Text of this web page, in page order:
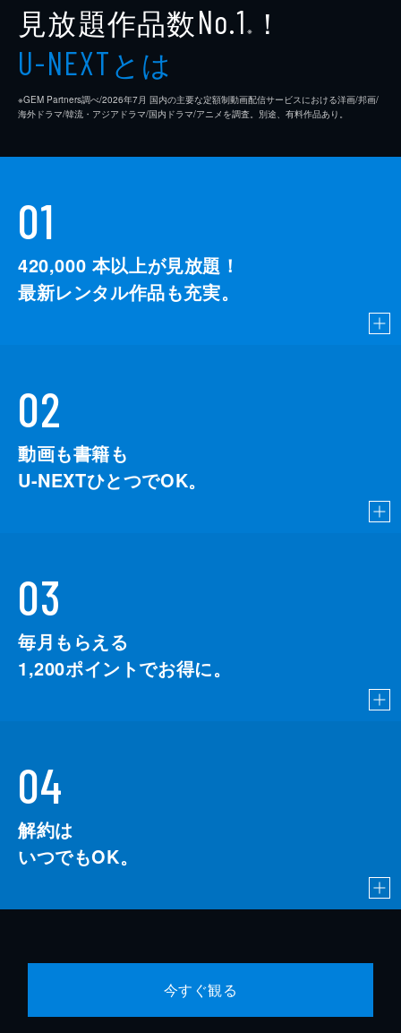
見放題作品数No.1 ※ ！
U-NEXTとは
※GEM Partners調べ/2026年7⽉ 国内の主要な定額制動画配信サービスにおける洋画/邦画/
海外ドラマ/韓流・アジアドラマ/国内ドラマ/アニメを調査。別途、有料作品あり。
01
420,000 本以上が見放題！
最新レンタル作品も充実。
02
動画も書籍も
U-NEXTひとつでOK。
03
毎月もらえる
1,200ポイントでお得に。
04
解約は
いつでもOK。
今すぐ観る